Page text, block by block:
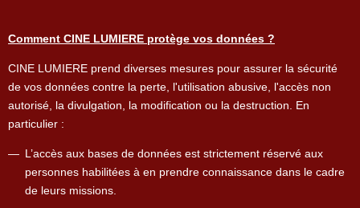
Comment CINE LUMIERE protège vos données ?
CINE LUMIERE prend diverses mesures pour assurer la sécurité
de vos données contre la perte, l'utilisation abusive, l'accès non
autorisé, la divulgation, la modification ou la destruction. En
particulier :
L’accès aux bases de données est strictement réservé aux
personnes habilitées à en prendre connaissance dans le cadre
de leurs missions.